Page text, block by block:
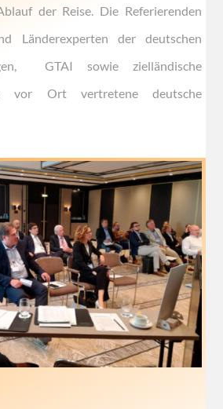
der Reise. Die Referierenden
Länderexperten der deutschen
GTAI sowie zielländische
vor Ort vertretene deutsche